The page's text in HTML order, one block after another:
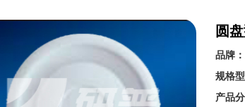
圆
品牌：
规格
产品